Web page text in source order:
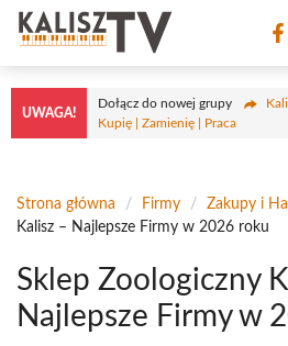
Przejdź
treści
UWAGA!
Dołącz do nowej grupy
Kupię | Zamienię | Praca
Strona główna / Firmy / Zakupy i
Kalisz – Najlepsze Firmy w 2026 roku
Sklep Zoologiczny
Najlepsze Firmy w